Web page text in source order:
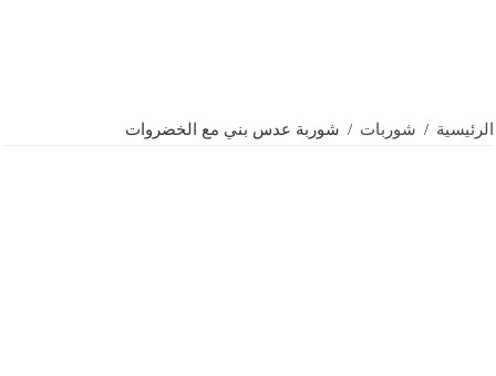
الرئيسية / شوربات / شوربة عدس بني مع الخضروات